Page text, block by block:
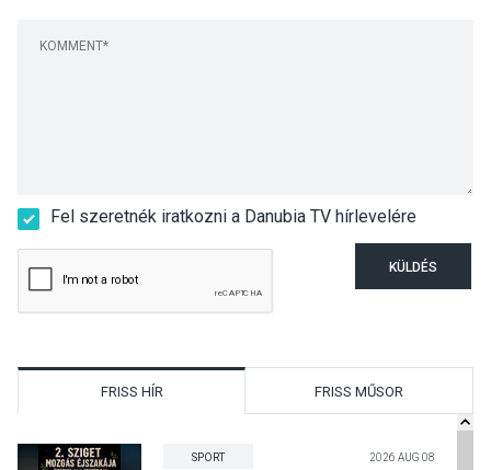
Fel szeretnék iratkozni a Danubia TV hírlevelére
KÜLDÉS
FRISS HÍR FRISS MŰSOR
SPORT 2026 AUG 08